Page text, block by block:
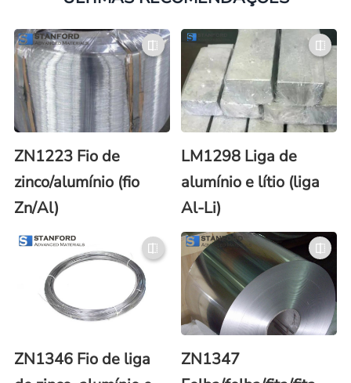
ZN1223 Fio de
zinco/alumínio (fio
Zn/Al)
LM1298 Liga de
alumínio e lítio (liga
Al-Li)
ZN1346 Fio de liga
ZN1347